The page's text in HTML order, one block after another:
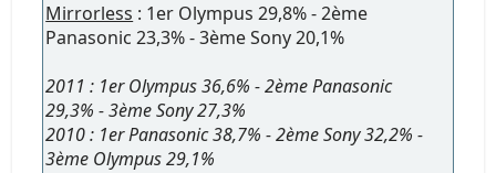
Mirrorless : 1er Olympus 29,8% - 2ème
Panasonic 23,3% - 3ème Sony 20,1%
2011 : 1er Olympus 36,6% - 2ème Panasonic
29,3% - 3ème Sony 27,3%
2010 : 1er Panasonic 38,7% - 2ème Sony 32,2% -
3ème Olympus 29,1%